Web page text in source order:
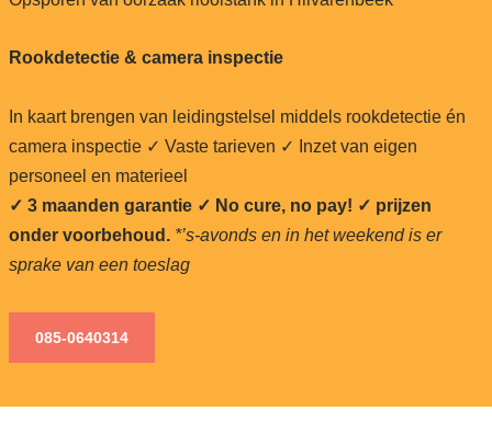
Rookdetectie & camera inspectie
In kaart brengen van leidingstelsel middels rookdetectie én
camera inspectie ✓ Vaste tarieven ✓ Inzet van eigen
personeel en materieel
✓ 3 maanden garantie ✓ No cure, no pay! ✓ prijzen
onder voorbehoud. *’s-avonds en in het weekend is er
sprake van een toeslag
085-0640314